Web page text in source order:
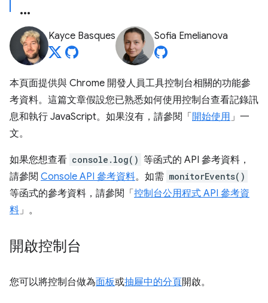
Kayce Basques Sofia Emelianova
本頁面提供與 Chrome 開發人員工具控制台相關的功能參
考資料。這篇文章假設您已熟悉如何使用控制台查看記錄訊
息和執行 JavaScript。如果沒有，請參閱「 開始使用」一
文。
如果您想查看 console.log() 等函式的 API 參考資料，
請參閱 Console API 參考資料。如需 monitorEvents()
等函式的參考資料，請參閱「 控制台公用程式 API 參考資
料」。
開啟控制台
您可以將控制台做為面板或抽屜中的分頁開啟。